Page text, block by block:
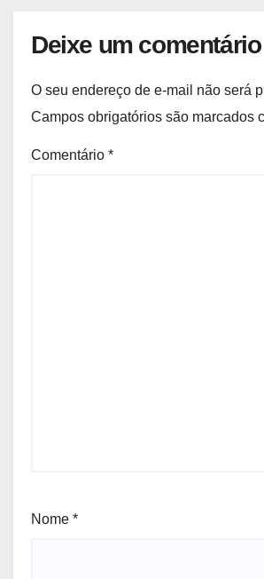
Deixe um comentário
O seu endereço de e-mail não será
Campos obrigatórios são marcados
Comentário *
Nome *